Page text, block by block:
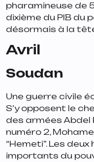
pharamineuse de
dixième du PIB du
désormais à la
Avril
Soudan
Une guerre civile
S’y opposent le
des armées Abdel
numéro 2,
“Hemeti”. Les
importants du